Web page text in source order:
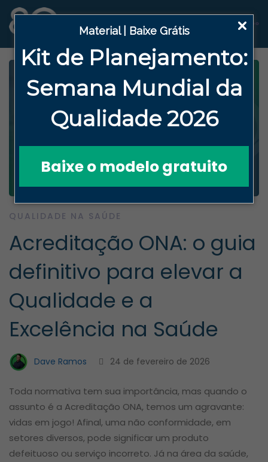
Material | Baixe Grátis
Kit de Planejamento:
Semana Mundial da
Qualidade 2026
Baixe o modelo gratuito
QUALIDADE NA SAÚDE
Acreditação ONA: o guia
definitivo para elevar a
Qualidade e a
Excelência na Saúde
Dave Ramos 24 de fevereiro de 2026
Toda normativa tem sua importância, mas quando o
assunto é a Acreditação ONA, temos um agravante:
vidas em jogo! Afinal, uma não conformidade, em
setores diversos, pode significar um produto
defeituoso ou serviço incorreto. Já na área da saúde,